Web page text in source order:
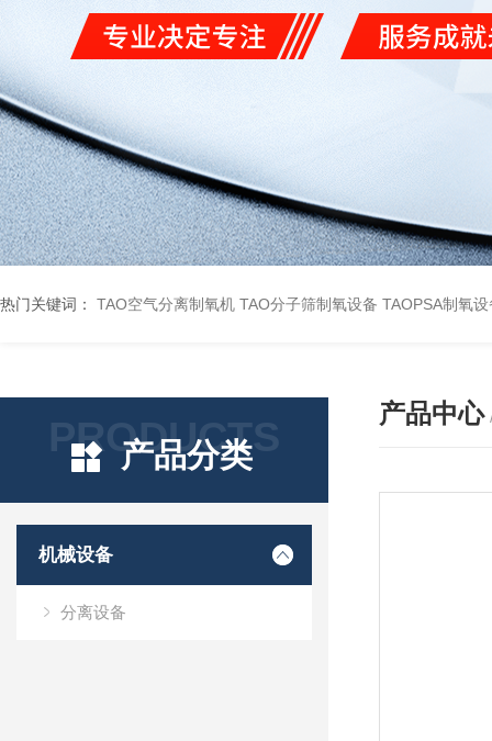
热门关键词： TAO空气分离制氧机 TAO分子筛制氧设备 TAOPSA制氧设
PRODUCTS
产品分类
机械设备
分离设备
产品中心